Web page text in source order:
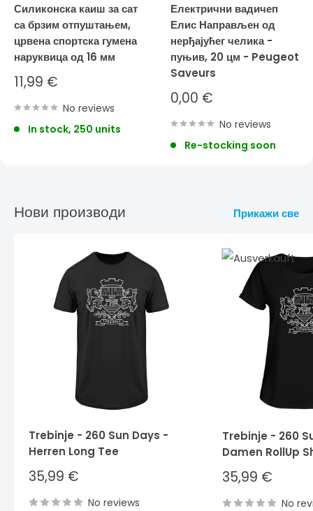
Силиконска каиш за сат
са брзим отпуштањем,
црвена спортска гумена
наруквица од 16 мм
Sale
price
11,99 €
No reviews
In stock, 250 units
Електрични вадичеп
Елис Направљен од
нерђајућег челика -
пуњив, 20 цм - Peugeot
Saveurs
Sale
price
0,00 €
No reviews
Re-stocking soon
Нови производи Прикажи све
Trebinje - 260 Sun Days -
Herren Long Tee
Sale
price
35,99 €
No reviews
Trebinje - 260
Damen RollUp
Sale
price
35,99 €
No